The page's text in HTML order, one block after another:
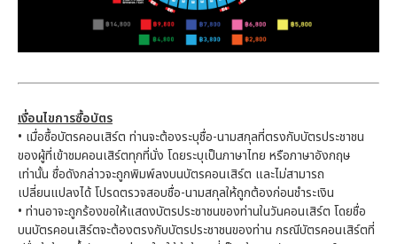
เงื่อนไขการซื้อบัตร
• เมื่อซื้อบัตรคอนเสิร์ต ท่านจะต้องระบุชื่อ-นามสกุลที่ตรงกับบัตรประชาชน
ของผู้ที่เข้าชมคอนเสิร์ตทุกที่นั่ง โดยระบุเป็นภาษาไทย หรือภาษาอังกฤษ
เท่านั้น ชื่อดังกล่าวจะถูกพิมพ์ลงบนบัตรคอนเสิร์ต และไม่สามารถ
เปลี่ยนแปลงได้ โปรดตรวจสอบชื่อ-นามสกุลให้ถูกต้องก่อนชำระเงิน
• ท่านอาจะถูกร้องขอให้แสดงบัตรประชาชนของท่านในวันคอนเสิร์ต โดยชื่อ
บนบัตรคอนเสิร์ตจะต้องตรงกับบัตรประชาชนของท่าน กรณีบัตรคอนเสิร์ตที่